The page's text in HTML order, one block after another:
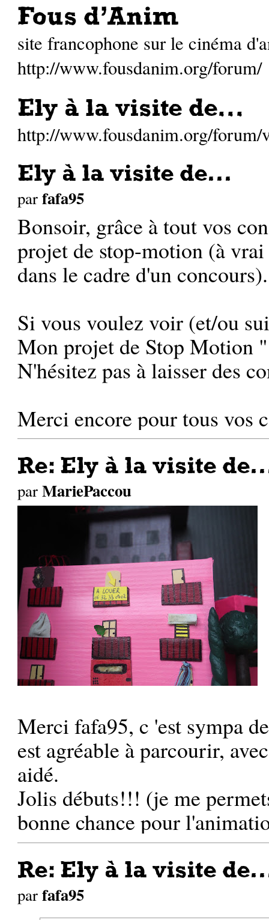
Fous d'Anim
site francophone sur le cinéma
http://www.fousdanim.org/forum/
Ely à la visite de...
http://www.fousdanim.org/
Ely à la visite de...
parfafa95
Bonsoir, grâce à tout vos
projet de stop-motion (à
dans le cadre d'un concours).
Si vous voulez voir (et/ou
Mon projet de Stop Motion
N'hésitez pas à laisser des
Merci encore pour tous vos
Re: Ely à la visite
parMariePaccou
Merci fafa95, c 'est sympa
est agréable à parcourir,
aidé.
Jolis débuts!!! (je me
bonne chance pour
Re: Ely à la visite
parfafa95